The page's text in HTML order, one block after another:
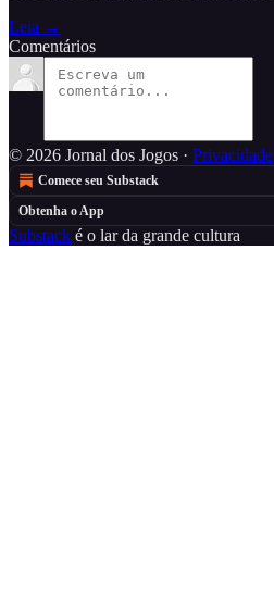
Leia →
Comentários
© 2026 Jornal dos Jogos · Privacidade
Comece seu Substack
Obtenha o App
Substack é o lar da grande cultura